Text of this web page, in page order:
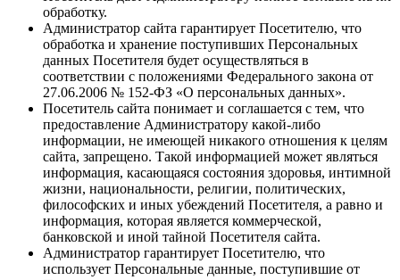
обработку.
Администратор сайта гарантирует Посетителю, что
обработка и хранение поступивших Персональных
данных Посетителя будет осуществляться в
соответствии с положениями Федерального закона от
27.06.2006 № 152-ФЗ «О персональных данных».
Посетитель сайта понимает и соглашается с тем, что
предоставление Администратору какой-либо
информации, не имеющей никакого отношения к целям
сайта, запрещено. Такой информацией может являться
информация, касающаяся состояния здоровья, интимной
жизни, национальности, религии, политических,
философских и иных убеждений Посетителя, а равно и
информация, которая является коммерческой,
банковской и иной тайной Посетителя сайта.
Администратор гарантирует Посетителю, что
использует Персональные данные, поступившие от